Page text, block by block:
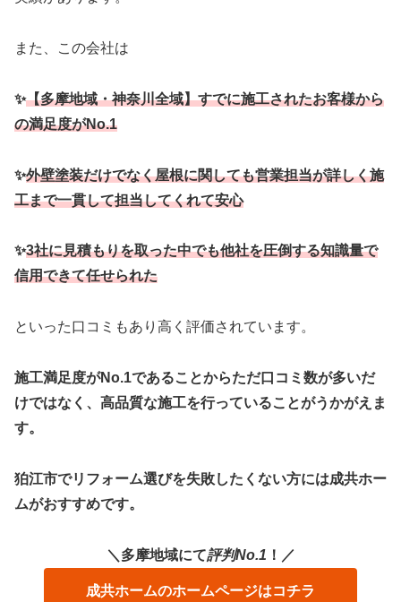
また、この会社は
✨【多摩地域・神奈川全域】すでに施工されたお客様から
の満足度がNo.1
✨外壁塗装だけでなく屋根に関しても営業担当が詳しく施
工まで一貫して担当してくれて安心
✨3社に見積もりを取った中でも他社を圧倒する知識量で
信用できて任せられた
といった口コミもあり高く評価されています。
施工満足度がNo.1であることからただ口コミ数が多いだ
けではなく、高品質な施工を行っていることがうかがえま
す。
狛江市でリフォーム選びを失敗したくない方には成共ホー
ムがおすすめです。
＼多摩地域にて評判No.1 ！／
成共ホームのホームページはコチラ